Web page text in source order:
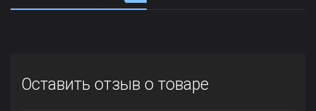
Оставить отзыв о товаре